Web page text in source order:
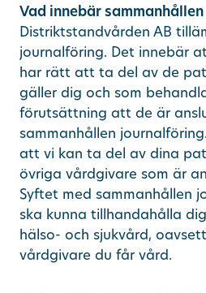
Vad innebär
Distriktstandvården AB
journalföring. Det innebär
har rätt att ta del av de
gäller dig och som
förutsättning att de är
sammanhållen
att vi kan ta del av dina
övriga vårdgivare som är
Syftet med sammanhållen
ska kunna tillhandahålla
hälso- och sjukvård,
vårdgivare du får vård.